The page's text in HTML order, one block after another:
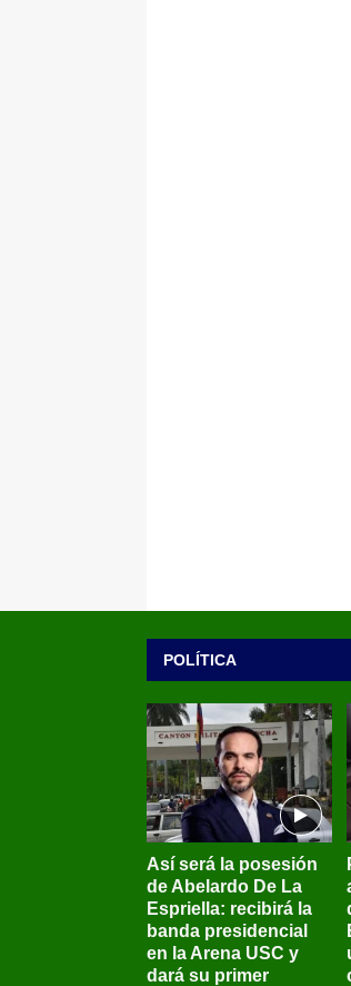
POLÍTICA
Así será la posesión
de Abelardo De La
Espriella: recibirá la
banda presidencial
en la Arena USC y
dará su primer